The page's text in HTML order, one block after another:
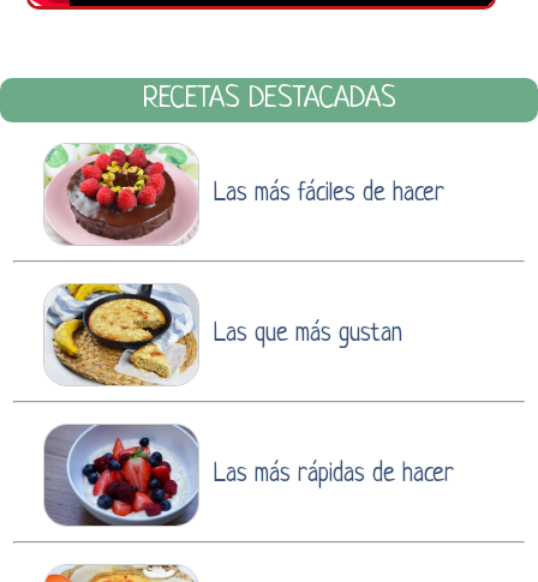
RECETAS DESTACADAS
Las más fáciles de hacer
Las que más gustan
Las más rápidas de hacer